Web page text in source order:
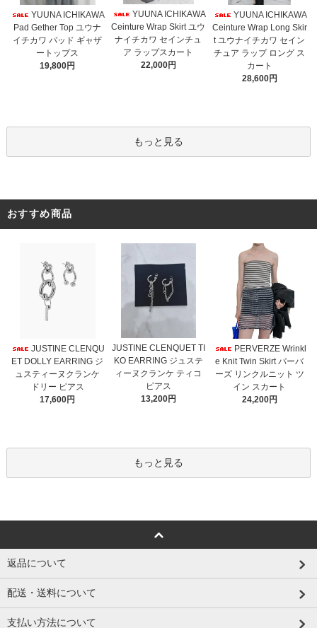
YUUNA ICHIKAWA
Pad Gether Top ユウナ
イチカワ パッド ギャザ
ートップス
19,800円
YUUNA ICHIKAWA
Ceinture Wrap Skirt ユウ
ナイチカワ セインチュ
ア ラップスカート
22,000円
YUUNA ICHIKAWA
Ceinture Wrap Long Skir
t ユウナイチカワ セイン
チュア ラップ ロング ス
カート
28,600円
もっと見る
おすすめ商品
JUSTINE CLENQU
ET DOLLY EARRING ジ
ュスティーヌクランケ
ドリー ピアス
17,600円
JUSTINE CLENQUET TI
KO EARRING ジュステ
ィーヌクランケ ティコ
ピアス
13,200円
PERVERZE Wrinkl
e Knit Twin Skirt パーバ
ーズ リンクルニット ツ
イン スカート
24,200円
もっと見る
返品について
配送・送料について
支払い方法について